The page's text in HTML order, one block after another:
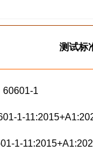
测试标
60601-1
1-
1-